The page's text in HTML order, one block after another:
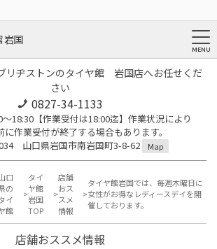
岩国
リヂストンのタイヤ館 岩国店へお任せくだ
さい
0827-34-1133
18:30【作業受付は18:00迄】作業状況により
に作業受付が終了する場合もあります。
山口県岩国市南岩国町3-8-62
Map
口
の
イ
館
タイ
ヤ館
岩国
TOP
店舗
おス
スメ
情報
タイヤ館岩国では、毎週木曜日に
女性がお得なレディースデイを開
催しております。
店舗おススメ情報